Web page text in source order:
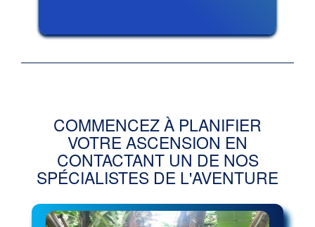
COMMENCEZ À PLANIFIER
VOTRE ASCENSION EN
CONTACTANT UN DE NOS
SPÉCIALISTES DE L'AVENTURE